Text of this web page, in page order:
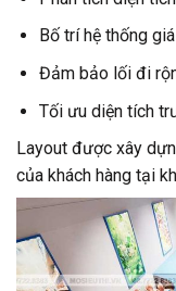
Bố trí hệ thống
Đảm bảo lối đi
Tối ưu diện tích
Layout được xây
của khách hàng tại